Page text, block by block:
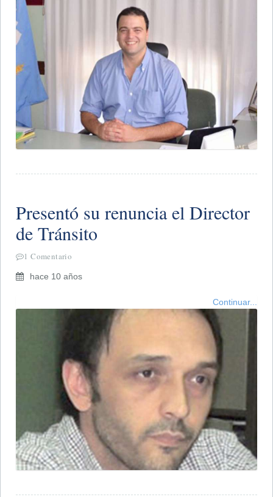
Presentó su renuncia el Director
de Tránsito
1 Comentario
hace 10 años
Continuar...